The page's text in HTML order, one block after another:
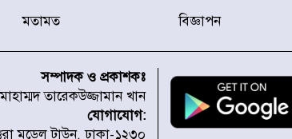
মতামত বিজ্ঞাপন
সম্পাদক ও প্রকাশকঃ
তারেকউজ্জামান খান
যোগাযোগ:
মডেল টাউন, ঢাকা-১২৩০